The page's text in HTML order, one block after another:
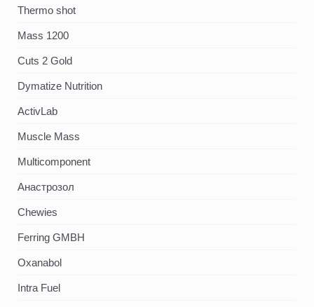
Thermo shot
Mass 1200
Cuts 2 Gold
Dymatize Nutrition
ActivLab
Muscle Mass
Multicomponent
Анастрозол
Chewies
Ferring GMBH
Oxanabol
Intra Fuel